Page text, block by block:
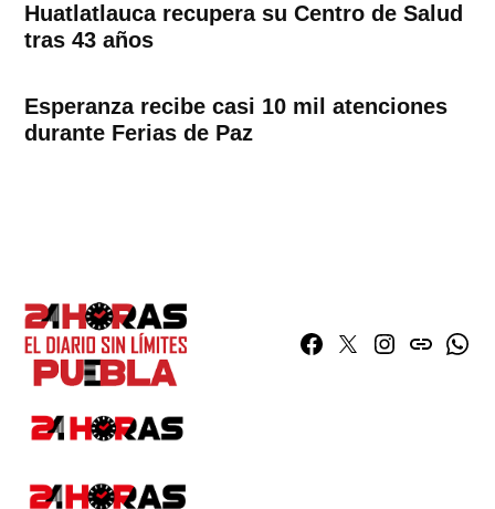
Huatlatlauca recupera su Centro de Salud
tras 43 años
Esperanza recibe casi 10 mil atenciones
durante Ferias de Paz
Facebook
TwitterInstagram
issuu